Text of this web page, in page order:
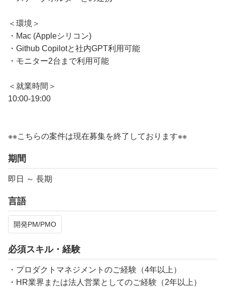
＜環境＞
・Mac (Appleシリコン)
・Github Copilotと社内GPT利用可能
・モニター2台まで利用可能
＜就業時間＞
10:00-19:00
※※こちらの案件は現在募集を終了しております※※
期間
即日 ～ 長期
言語
開発PM/PMO
必須スキル・経験
・プロダクトマネジメントのご経験（4年以上）
・HR業界または法人営業としてのご経験（2年以上）